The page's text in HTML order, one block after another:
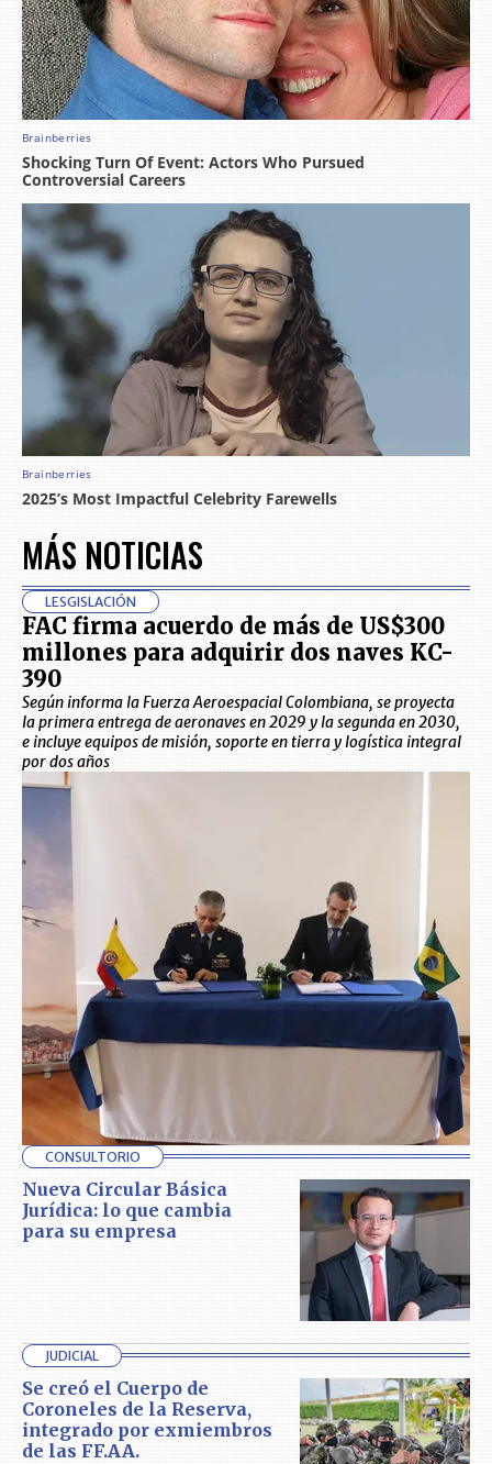
MÁS NOTICIAS
LESGISLACIÓN
FAC firma acuerdo de más de US$300
millones para adquirir dos naves KC-
390
Según informa la Fuerza Aeroespacial Colombiana, se proyecta
la primera entrega de aeronaves en 2029 y la segunda en 2030,
e incluye equipos de misión, soporte en tierra y logística integral
por dos años
CONSULTORIO
Nueva Circular Básica
Jurídica: lo que cambia
para su empresa
JUDICIAL
Se creó el Cuerpo de
Coroneles de la Reserva,
integrado por exmiembros
de las FF.AA.